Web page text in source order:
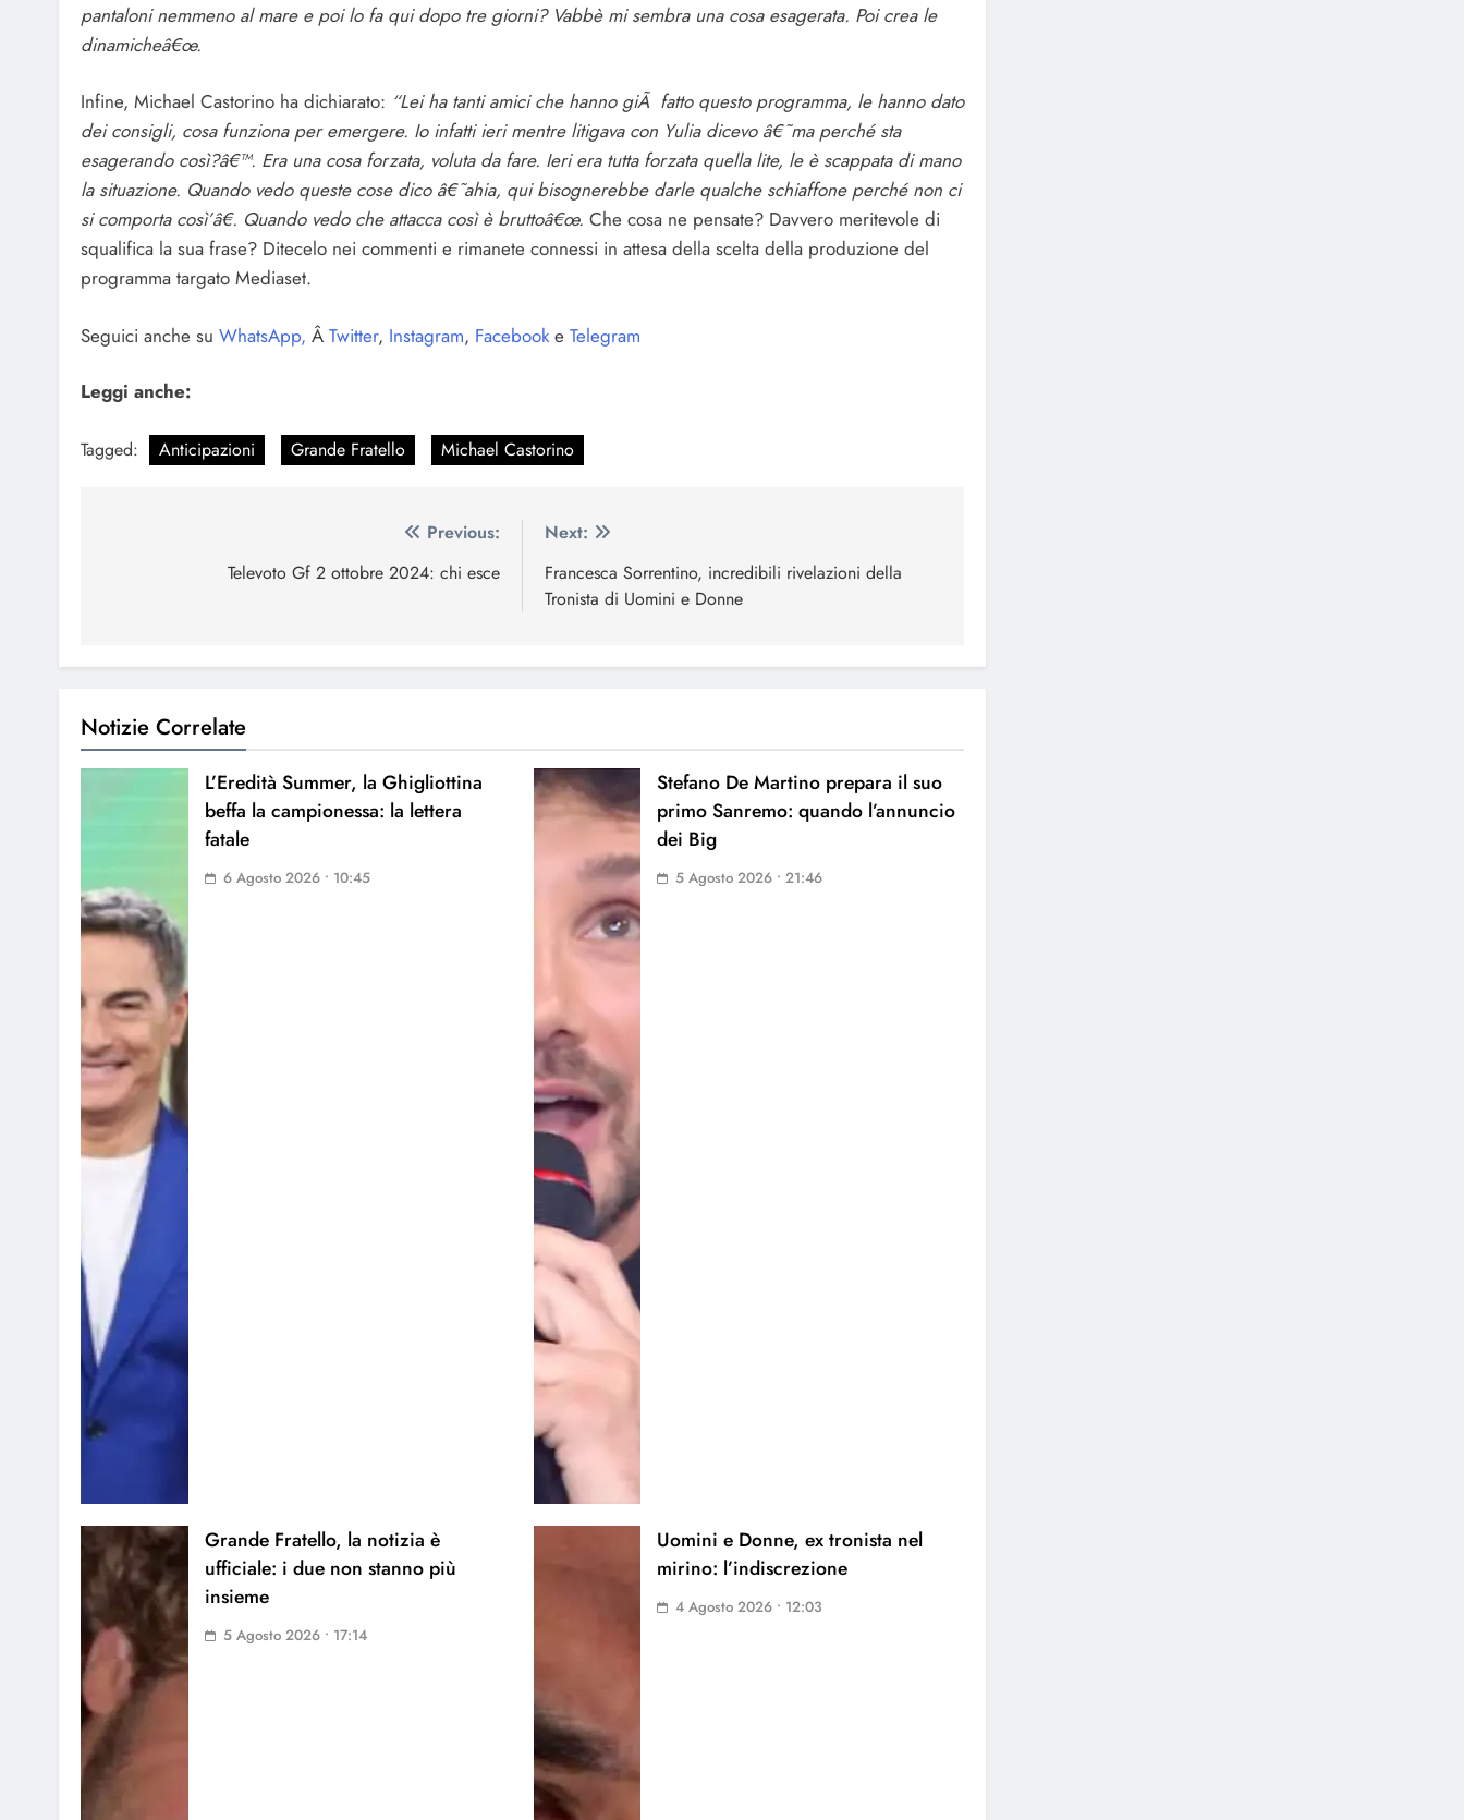
pantaloni nemmeno al mare e poi lo fa qui dopo tre giorni? Vabbè mi sembra una cosa esagerata. Poi crea le
dinamicheâ€œ.
Infine, Michael Castorino ha dichiarato: “Lei ha tanti amici che hanno giÃ fatto questo programma, le hanno dato
dei consigli, cosa funziona per emergere. Io infatti ieri mentre litigava con Yulia dicevo â€˜ma perché sta
esagerando così?â€™. Era una cosa forzata, voluta da fare. Ieri era tutta forzata quella lite, le è scappata di mano
la situazione. Quando vedo queste cose dico â€˜ahia, qui bisognerebbe darle qualche schiaffone perché non ci
si comporta così’â€. Quando vedo che attacca così è bruttoâ€œ. Che cosa ne pensate? Davvero meritevole di
squalifica la sua frase? Ditecelo nei commenti e rimanete connessi in attesa della scelta della produzione del
programma targato Mediaset.
Seguici anche su WhatsApp, Â Twitter, Instagram, Facebooke Telegram
Leggi anche:
Tagged: Anticipazioni Grande Fratello Michael Castorino
Previous:
Televoto Gf 2 ottobre 2024: chi esce
Next:
Francesca Sorrentino, incredibili rivelazioni della
Tronista di Uomini e Donne
Notizie Correlate
L’Eredità Summer, la Ghigliottina
beffa la campionessa: la lettera
fatale
6 Agosto 2026 • 10:45
Stefano De Martino prepara il suo
primo Sanremo: quando l’annuncio
dei Big
5 Agosto 2026 • 21:46
Grande Fratello, la notizia è
ufficiale: i due non stanno più
insieme
5 Agosto 2026 • 17:14
Uomini e Donne, ex tronista nel
mirino: l’indiscrezione
4 Agosto 2026 • 12:03